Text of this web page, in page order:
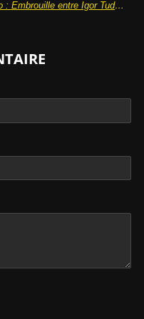
Tension à l’entraînement de la Lazio : Embrouille entre Igor Tudor et Matteo Guendouzi 😬